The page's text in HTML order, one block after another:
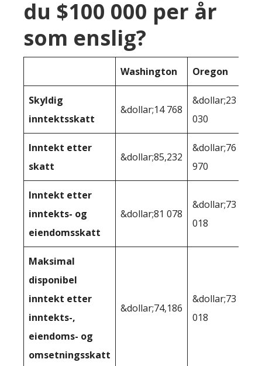
du $100 000 per år
som enslig?
Washington Oregon
Skyldig
inntektsskatt
&dollar;14 768
&dollar;23
030
Inntekt etter
skatt
&dollar;85,232
&dollar;76
970
Inntekt etter
inntekts- og
eiendomsskatt
&dollar;81 078
&dollar;73
018
Maksimal
disponibel
inntekt etter
inntekts-,
eiendoms- og
omsetningsskatt
&dollar;74,186
&dollar;73
018